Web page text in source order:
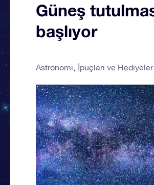
Güneş
başlıyor
Astronomi İpuçları ve Hediyeler